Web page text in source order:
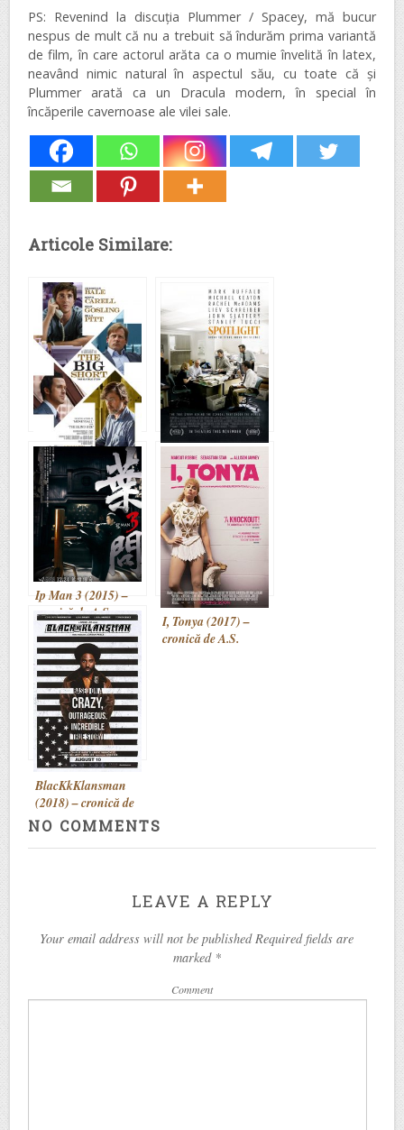
PS: Revenind la discuția Plummer / Spacey, mă bucur
nespus de mult că nu a trebuit să îndurăm prima variantă
de film, în care actorul arăta ca o mumie învelită în latex,
neavând nimic natural în aspectul său, cu toate că și
Plummer arată ca un Dracula modern, în special în
încăperile cavernoase ale vilei sale.
Articole Similare:
The Big Short
(2015) – cronică de
A.S.
Spotlight (2015) –
cronică de A.S.
Ip Man 3 (2015) –
cronică de A.S.
I, Tonya (2017) –
cronică de A.S.
BlacKkKlansman
(2018) – cronică de
A.S.
NO COMMENTS
LEAVE A REPLY
Your email address will not be published Required fields are
marked *
Comment